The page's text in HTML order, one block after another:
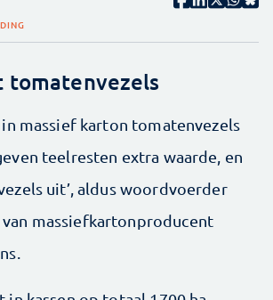
tomatenvezels
in massief karton tomatenvezels
teelresten extra waarde, en
uit’, aldus woordvoerder
van massiefkartonproducent